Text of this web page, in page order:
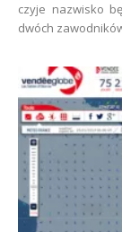
czyje nazwisko
dwóch